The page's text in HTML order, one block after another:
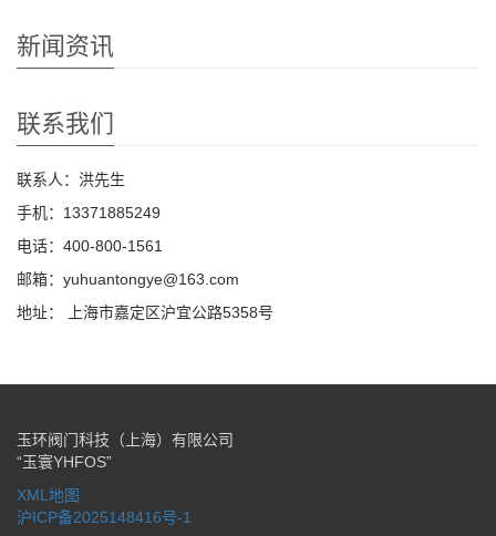
新闻资讯
联系我们
联系人：洪先生
手机：13371885249
电话：400-800-1561
邮箱：yuhuantongye@163.com
地址： 上海市嘉定区沪宜公路5358号
玉环阀门科技（上海）有限公司
“玉寰YHFOS”
XML地图
沪ICP备2025148416号-1